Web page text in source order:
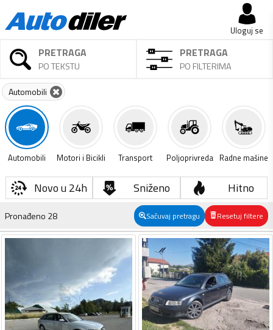
Uloguj se
PRETRAGA
PO TEKSTU
PRETRAGA
PO FILTERIMA
Automobili
Automobili Motori i Bicikli Transport Poljoprivreda Radne mašine
Novo u 24h Sniženo Hitno
Pronađeno 28 Sačuvaj pretragu Resetuj filtere